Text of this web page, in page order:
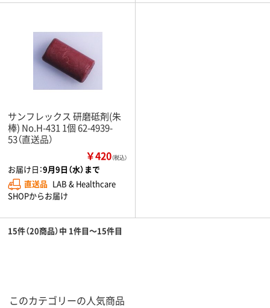
サンフレックス 研磨砥剤(朱
棒) No.H-431 1個 62-4939-
53（直送品）
￥420（税込）
お届け日：9月9日（水）まで
直送品 LAB & Healthcare
SHOPからお届け
15件（20商品）中 1件目～15件目
このカテゴリーの人気商品